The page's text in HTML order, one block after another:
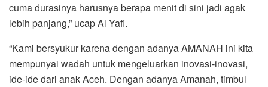
cuma durasinya harusnya berapa menit di sini jadi agak
lebih panjang,” ucap Al Yafi.
“Kami bersyukur karena dengan adanya AMANAH ini kita
mempunyai wadah untuk mengeluarkan inovasi-inovasi,
ide-ide dari anak Aceh. Dengan adanya Amanah, timbul